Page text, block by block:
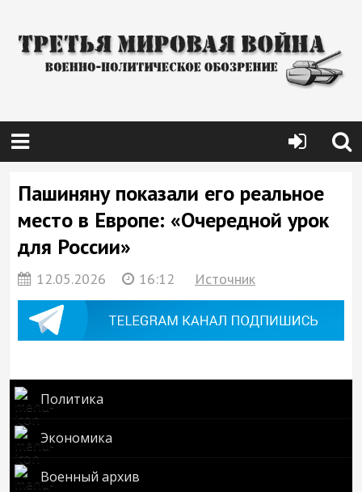
Пашиняну показали его реальное
место в Европе: «Очередной урок
для России»
12.05.2026 16:12 Источник